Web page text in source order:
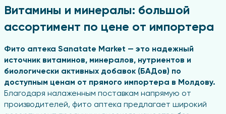
Витамины и минералы: большой
ассортимент по цене от импортера
Фито аптека Sanatate Market — это надежный
источник витаминов, минералов, нутриентов и
биологически активных добавок (БАДов) по
доступным ценам от прямого импортера в Молдову.
Благодаря налаженным поставкам напрямую от
производителей, фито аптека предлагает широкий